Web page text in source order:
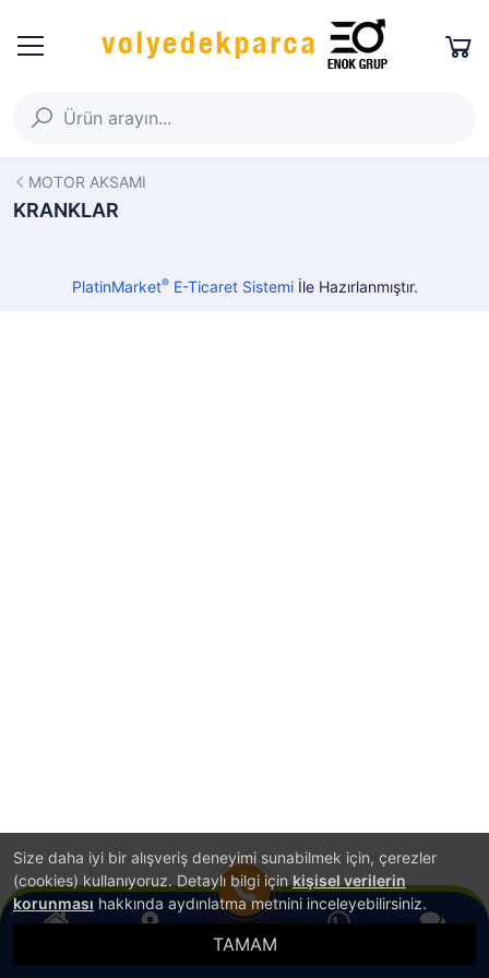
Size daha iyi bir alışveriş deneyimi sunabilmek için, çerezler
(cookies) kullanıyoruz. Detaylı bilgi için kişisel verilerin
korunması hakkında aydınlatma metnini inceleyebilirsiniz.
TAMAM
Hemen Ara
MOTOR AKSAMI
KRANKLAR
PlatinMarket®E-Ticaret Sistemiİle Hazırlanmıştır.